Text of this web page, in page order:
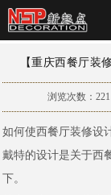
【重庆西餐厅装
浏览次数： 221
如何使西餐厅装修设
戴特的设计是关于西
下。